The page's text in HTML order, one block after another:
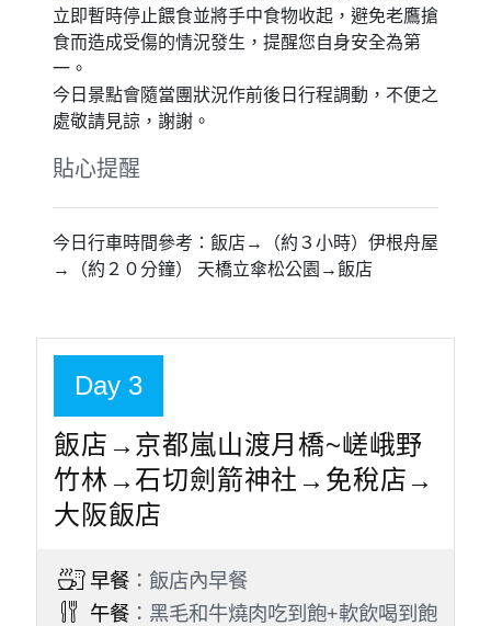
立即暫時停止餵食並將手中食物收起，避免老鷹搶
食而造成受傷的情況發生，提醒您自身安全為第
一。
今日景點會隨當團狀況作前後日行程調動，不便之
處敬請見諒，謝謝。
貼心提醒
今日行車時間參考：飯店→（約３小時）伊根舟屋
→（約２０分鐘） 天橋立傘松公園→飯店
Day 3
飯店→京都嵐山渡月橋~嵯峨野
竹林→石切劍箭神社→免稅店→
大阪飯店
早餐：飯店內早餐
午餐：黑毛和牛燒肉吃到飽+軟飲喝到飽